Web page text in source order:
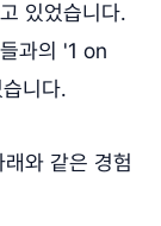
있었습니다.
과의 '1 on
니다.
와 같은 경험